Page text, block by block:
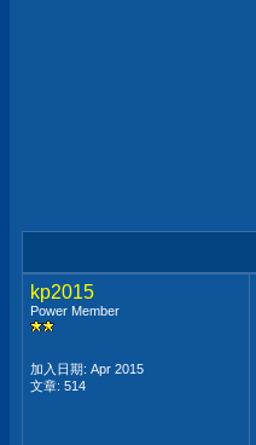
kp2015
Power Member
加入日期: Apr 2015
文章: 514